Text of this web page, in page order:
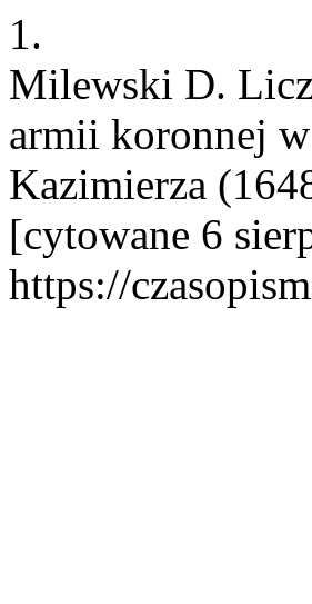
1.
Milewski D.
armii koronnej
Kazimierza
[cytowane 6
https://